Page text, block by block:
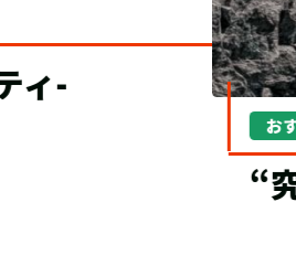
探し”TECにオ